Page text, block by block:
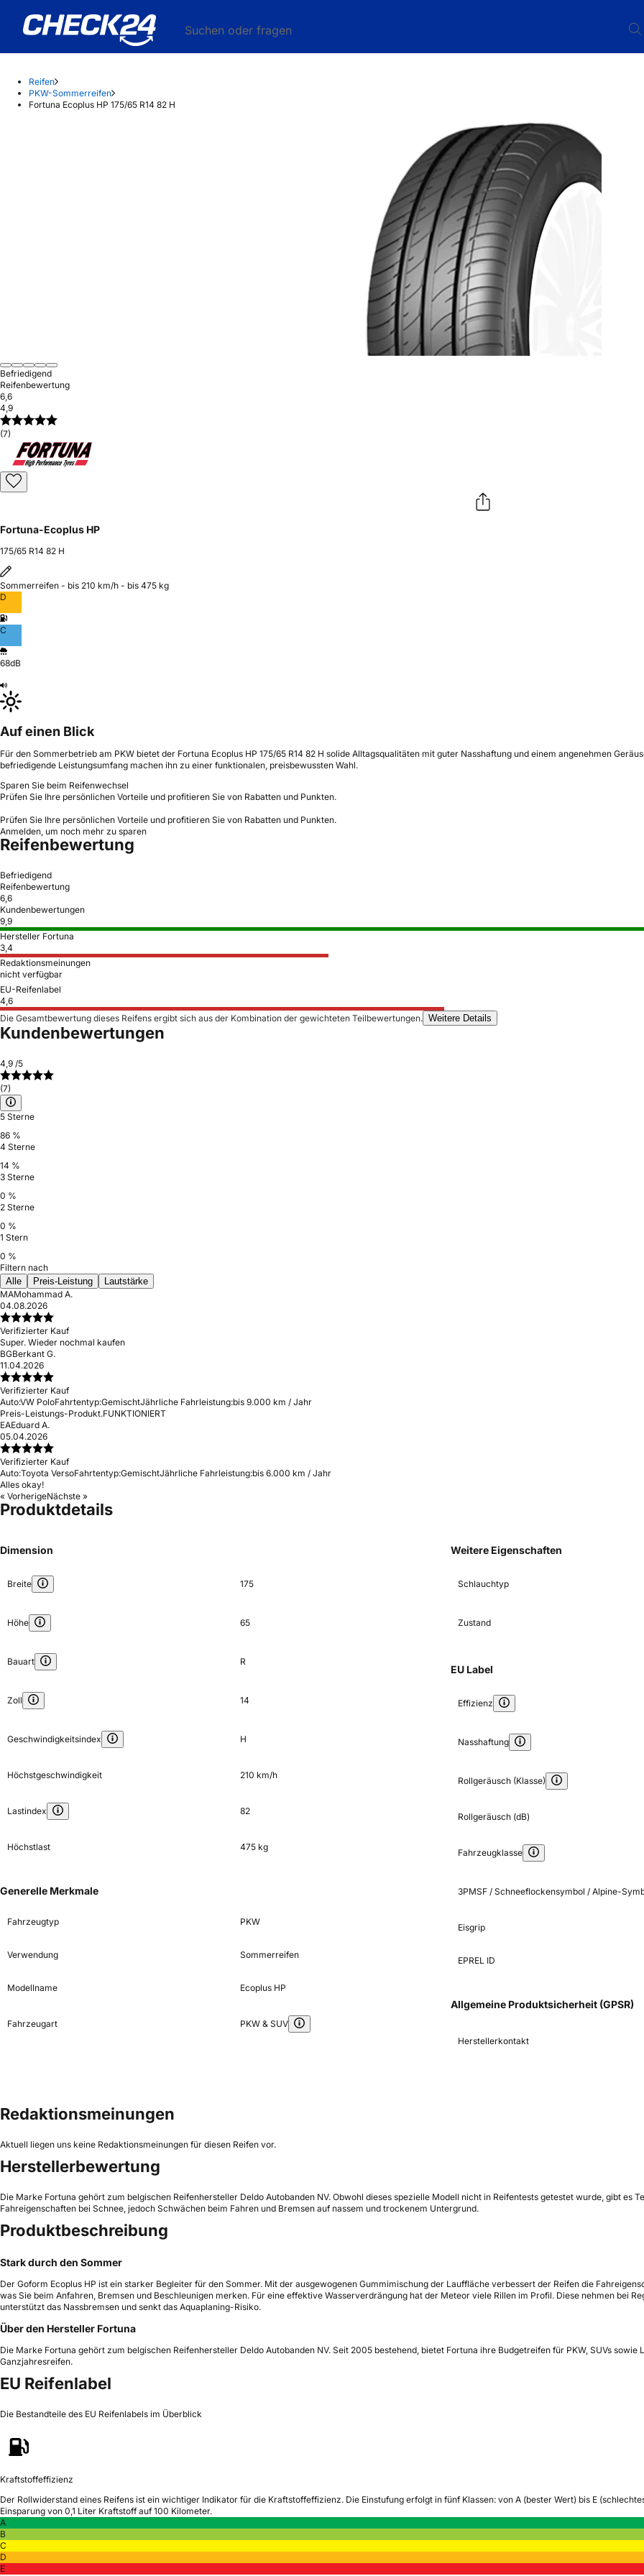
Suchen oder fragen
Reifen
PKW-Sommerreifen
Fortuna Ecoplus HP 175/65 R14 82 H
Befriedigend
Reifenbewertung
6,6
4,9
(7)
Fortuna-Ecoplus HP
175/65 R14 82 H
Sommerreifen - bis 210 km/h - bis 475 kg
D
C
68dB
Auf einen Blick
Für den Sommerbetrieb am PKW bietet der Fortuna Ecoplus HP 175/65 R14 82 H solide Alltagsqualitäten mit guter Nasshaftung und einem angenehmen
befriedigende Leistungsumfang machen ihn zu einer funktionalen, preisbewussten Wahl.
Sparen Sie beim Reifenwechsel
Prüfen Sie Ihre persönlichen Vorteile und profitieren Sie von Rabatten und Punkten.
Prüfen Sie Ihre persönlichen Vorteile und profitieren Sie von Rabatten und Punkten.
Anmelden, um noch mehr zu sparen
Reifenbewertung
Befriedigend
Reifenbewertung
6,6
Kundenbewertungen
9,9
Hersteller Fortuna
3,4
Redaktionsmeinungen
nicht verfügbar
EU-Reifenlabel
4,6
Die Gesamtbewertung dieses Reifens ergibt sich aus der Kombination der gewichteten Teilbewertungen. Weitere Details
Kundenbewertungen
4,9 /5
(7)
5 Sterne
86 %
4 Sterne
14 %
3 Sterne
0 %
2 Sterne
0 %
1 Stern
0 %
Filtern nach
Alle
Preis-Leistung
Lautstärke
MAMohammad A.
04.08.2026
Verifizierter Kauf
Super. Wieder nochmal kaufen
BGBerkant G.
11.04.2026
Verifizierter Kauf
Auto:VW PoloFahrtentyp:GemischtJährliche Fahrleistung:bis 9.000 km / Jahr
Preis-Leistungs-Produkt.FUNKTIONIERT
EAEduard A.
05.04.2026
Verifizierter Kauf
Auto:Toyota VersoFahrtentyp:GemischtJährliche Fahrleistung:bis 6.000 km / Jahr
Alles okay!
« VorherigeNächste »
Produktdetails
Dimension
Breite 175
Höhe 65
Bauart R
Zoll 14
Geschwindigkeitsindex H
Höchstgeschwindigkeit 210 km/h
Lastindex 82
Höchstlast 475 kg
Generelle Merkmale
Fahrzeugtyp PKW
Verwendung Sommerreifen
Modellname Ecoplus HP
Fahrzeugart PKW & SUV
Weitere Eigenschaften
Schlauchtyp
Zustand
EU Label
Effizienz
Nasshaftung
Rollgeräusch (Klasse)
Rollgeräusch (dB)
Fahrzeugklasse
3PMSF / Schneeflockensymbol / Alpine-
Eisgrip
EPREL ID
Allgemeine Produktsicherheit (GPSR)
Herstellerkontakt
Redaktionsmeinungen
Aktuell liegen uns keine Redaktionsmeinungen für diesen Reifen vor.
Herstellerbewertung
Die Marke Fortuna gehört zum belgischen Reifenhersteller Deldo Autobanden NV. Obwohl dieses spezielle Modell nicht in Reifentests getestet wurde, gibt es
Fahreigenschaften bei Schnee, jedoch Schwächen beim Fahren und Bremsen auf nassem und trockenem Untergrund.
Produktbeschreibung
Stark durch den Sommer
Der Goform Ecoplus HP ist ein starker Begleiter für den Sommer. Mit der ausgewogenen Gummimischung der Lauffläche verbessert der Reifen die
was Sie beim Anfahren, Bremsen und Beschleunigen merken. Für eine effektive Wasserverdrängung hat der Meteor viele Rillen im Profil. Diese nehmen bei
unterstützt das Nassbremsen und senkt das Aquaplaning-Risiko.
Über den Hersteller Fortuna
Die Marke Fortuna gehört zum belgischen Reifenhersteller Deldo Autobanden NV. Seit 2005 bestehend, bietet Fortuna ihre Budgetreifen für PKW, SUVs
Ganzjahresreifen.
EU Reifenlabel
Die Bestandteile des EU Reifenlabels im Überblick
Kraftstoffeffizienz
Der Rollwiderstand eines Reifens ist ein wichtiger Indikator für die Kraftstoffeffizienz. Die Einstufung erfolgt in fünf Klassen: von A (bester Wert) bis E
Einsparung von 0,1 Liter Kraftstoff auf 100 Kilometer.
A
B
C
D
E